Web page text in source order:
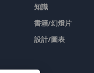
知識
書籍/幻燈片
設計/圖表